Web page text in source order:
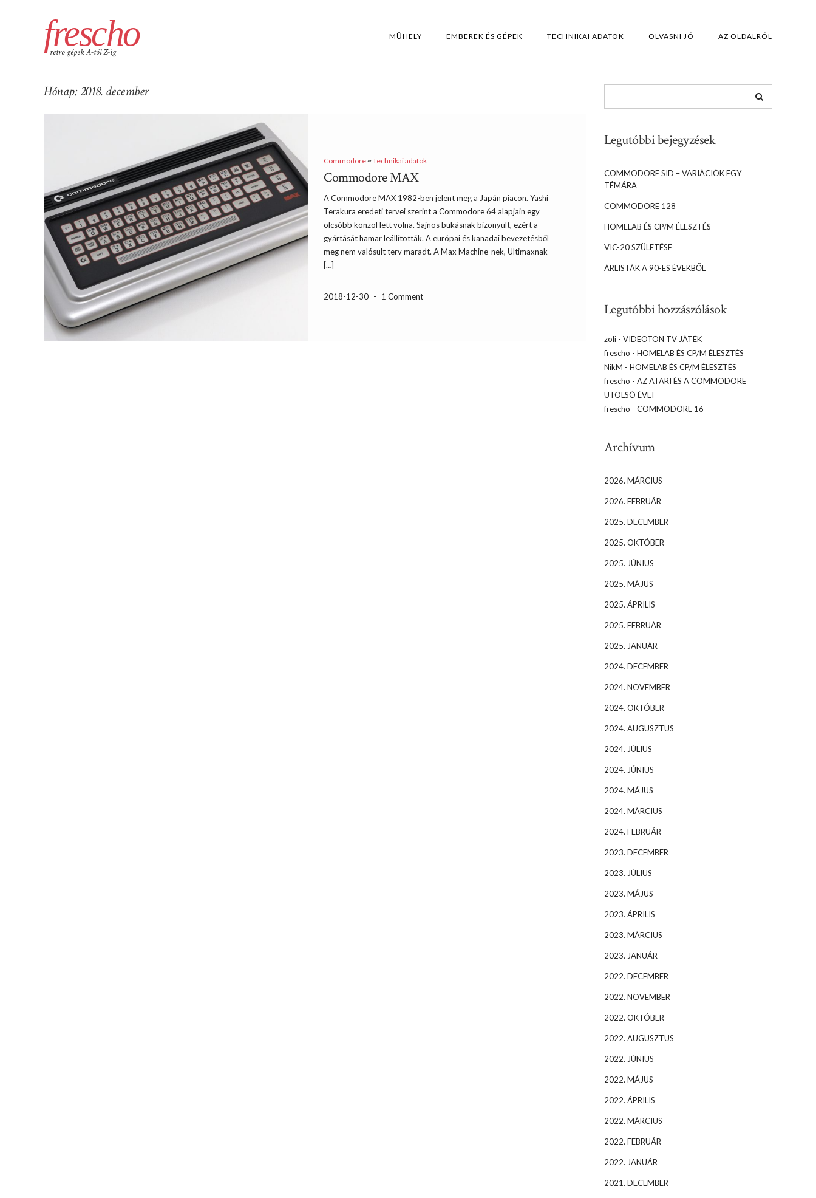
frescho
retro gépek A-tól Z-ig
MŰHELY EMBEREK ÉS GÉPEK TECHNIKAI ADATOK OLVASNI JÓ AZ OLDALRÓL
Hónap:2018. december
Commodore~Technikai adatok
Commodore MAX
A Commodore MAX 1982-ben jelent meg a Japán piacon. Yashi
Terakura eredeti tervei szerint a Commodore 64 alapjain egy
olcsóbb konzol lett volna. Sajnos bukásnak bizonyult, ezért a
gyártását hamar leállították. A európai és kanadai bevezetésből
meg nem valósult terv maradt. A Max Machine-nek, Ultimaxnak
[…]
2018-12-30 - 1 Comment
Legutóbbi bejegyzések
COMMODORE SID – VARIÁCIÓK EGY
TÉMÁRA
COMMODORE 128
HOMELAB ÉS CP/M ÉLESZTÉS
VIC-20 SZÜLETÉSE
ÁRLISTÁK A 90-ES ÉVEKBŐL
Legutóbbi hozzászólások
zoli- VIDEOTON TV JÁTÉK
frescho - HOMELAB ÉS CP/M ÉLESZTÉS
NikM - HOMELAB ÉS CP/M ÉLESZTÉS
frescho - AZ ATARI ÉS A COMMODORE
UTOLSÓ ÉVEI
frescho - COMMODORE 16
Archívum
2026. MÁRCIUS
2026. FEBRUÁR
2025. DECEMBER
2025. OKTÓBER
2025. JÚNIUS
2025. MÁJUS
2025. ÁPRILIS
2025. FEBRUÁR
2025. JANUÁR
2024. DECEMBER
2024. NOVEMBER
2024. OKTÓBER
2024. AUGUSZTUS
2024. JÚLIUS
2024. JÚNIUS
2024. MÁJUS
2024. MÁRCIUS
2024. FEBRUÁR
2023. DECEMBER
2023. JÚLIUS
2023. MÁJUS
2023. ÁPRILIS
2023. MÁRCIUS
2023. JANUÁR
2022. DECEMBER
2022. NOVEMBER
2022. OKTÓBER
2022. AUGUSZTUS
2022. JÚNIUS
2022. MÁJUS
2022. ÁPRILIS
2022. MÁRCIUS
2022. FEBRUÁR
2022. JANUÁR
2021. DECEMBER